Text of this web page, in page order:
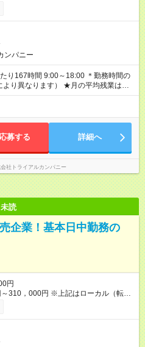
ます。 ※リージョナル勤務（ブロック
，000円～ 全国勤務：月給260，000
、能力、年齢、 前職経験などを考慮
用期間2ヶ月（賃金同一） ◆給与に
・インセンティブ ◎残業手当 ◎住宅手
◎資格手当 ◎職位手当 ◎単身手当 ◎残
手当 ※一部、店舗により異なります
試用期間あり 試
形態、給与は本採用時と同じです。
ンパニー
り167時間 9:00～18:00 ＊勤務時間の
ます） ★月の平均残業は
等を図り、さらに減らしていきます
業・みなし残業ナシ。残業分は1分単
により異なります） ★月の平均
効率化等を図り、さらに減らしてい
応募する 詳細へ
社トライアルカンパニー
未読
企業！基本日中勤務の
円
310，000円 ※上記はローカル（転勤
ます。 ※リージョナル勤務（ブロック
，000円～ 全国勤務：月給260，000
、能力、年齢、 前職経験などを考慮